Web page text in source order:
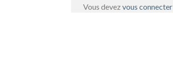
Vous devez vous connecter